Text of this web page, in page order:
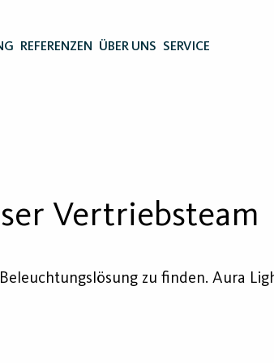
REFERENZEN ÜBER UNS SERVICE
Vertriebsteam
zu finden. Aura